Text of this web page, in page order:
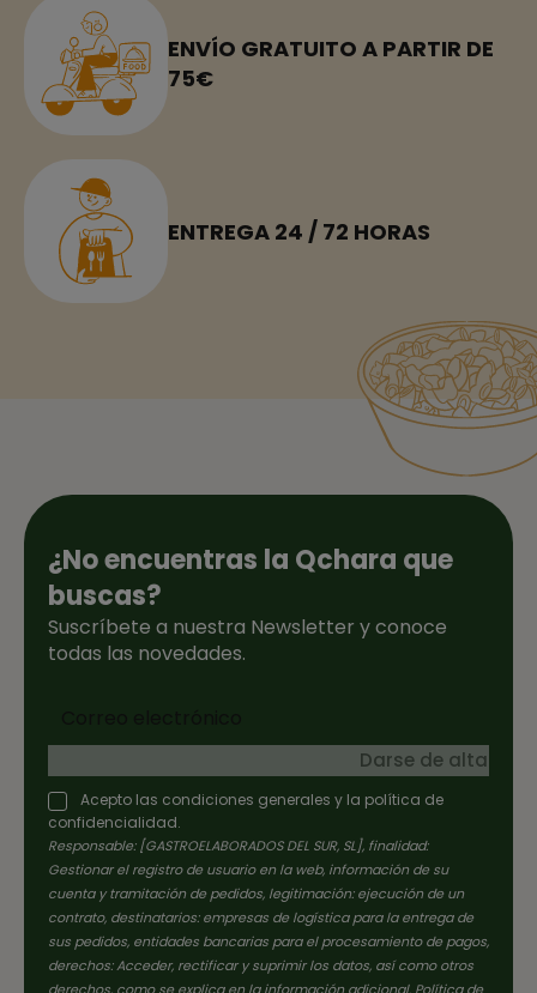
ENVÍO GRATUITO A PARTIR DE
75€
ENTREGA 24 / 72 HORAS
¿No encuentras la Qchara que
buscas?
Suscríbete a nuestra Newsletter y conoce
todas las novedades.
Darse de alta
Acepto las condiciones generales y la política de
confidencialidad.
Responsable: [GASTROELABORADOS DEL SUR, SL], finalidad:
Gestionar el registro de usuario en la web, información de su
cuenta y tramitación de pedidos, legitimación: ejecución de un
contrato, destinatarios: empresas de logística para la entrega de
sus pedidos, entidades bancarias para el procesamiento de pagos,
derechos: Acceder, rectificar y suprimir los datos, así como otros